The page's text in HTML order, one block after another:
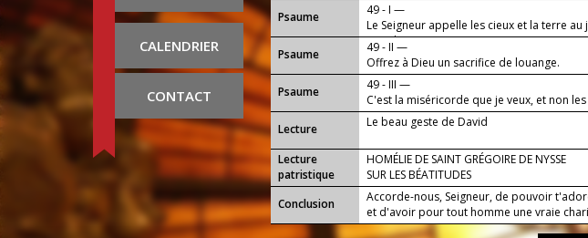
CALENDRIER
CONTACT
Psaume
49 - I —
Le Seigneur appelle les cieux et la terre au
peuple.
Psaume
49 - II —
Offrez à Dieu un sacrifice de louange.
Psaume
49 - III —
C'est la miséricorde que je veux, et non
Lecture
Le beau geste de David
Lecture
patristique
HOMÉLIE DE SAINT GRÉGOIRE DE NYSSE
SUR LES BÉATITUDES
Conclusion
Accorde-nous, Seigneur, de pouvoir
et d'avoir pour tout homme une vraie